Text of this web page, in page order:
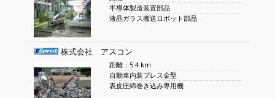
半導体製造装置部品
液晶ガラス搬送ロボット部品
株式会社 アスコン
距離：5.4 km
自動車内装プレス金型
表皮圧締巻き込み専用機